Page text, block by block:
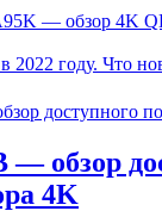
— обзор 4K
2022 году. Что
— обзор
4K